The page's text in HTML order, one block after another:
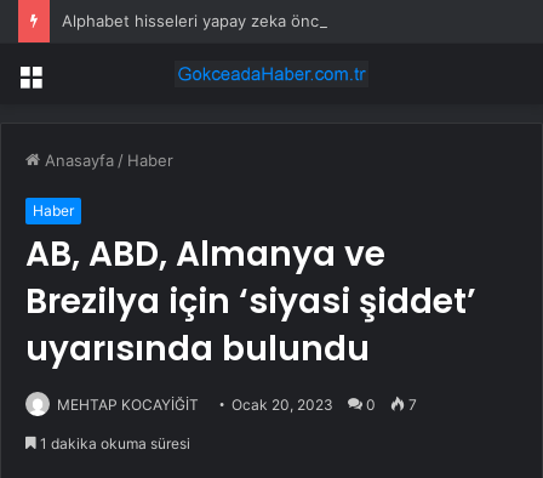
Menü
Anasayfa / Haber
Haber
AB, ABD, Almanya ve
Brezilya için ‘siyasi şiddet’
uyarısında bulundu
MEHTAP KOCAYİĞİT Ocak 20, 2023 0 7
1 dakika okuma süresi